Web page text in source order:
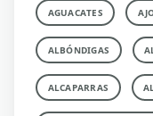
AGUACATES
ALBÓNDIGAS
ALCAPARRAS